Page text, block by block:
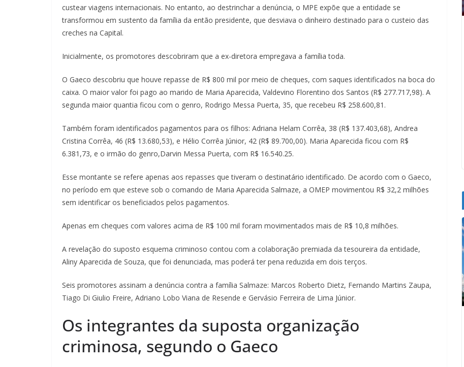
custear viagens internacionais. No entanto, ao destrinchar a denúncia, o MPE expõe que a entidade se
transformou em sustento da família da então presidente, que desviava o dinheiro destinado para o custeio das
creches na Capital.
Inicialmente, os promotores descobriram que a ex-diretora empregava a família toda.
O Gaeco descobriu que houve repasse de R$ 800 mil por meio de cheques, com saques identificados na boca do
caixa. O maior valor foi pago ao marido de Maria Aparecida, Valdevino Florentino dos Santos (R$ 277.717,98). A
segunda maior quantia ficou com o genro, Rodrigo Messa Puerta, 35, que recebeu R$ 258.600,81.
Também foram identificados pagamentos para os filhos: Adriana Helam Corrêa, 38 (R$ 137.403,68), Andrea
Cristina Corrêa, 46 (R$ 13.680,53), e Hélio Corrêa Júnior, 42 (R$ 89.700,00). Maria Aparecida ficou com R$
6.381,73, e o irmão do genro,Darvin Messa Puerta, com R$ 16.540.25.
Esse montante se refere apenas aos repasses que tiveram o destinatário identificado. De acordo com o Gaeco,
no período em que esteve sob o comando de Maria Aparecida Salmaze, a OMEP movimentou R$ 32,2 milhões
sem identificar os beneficiados pelos pagamentos.
Apenas em cheques com valores acima de R$ 100 mil foram movimentados mais de R$ 10,8 milhões.
A revelação do suposto esquema criminoso contou com a colaboração premiada da tesoureira da entidade,
Aliny Aparecida de Souza, que foi denunciada, mas poderá ter pena reduzida em dois terços.
Seis promotores assinam a denúncia contra a família Salmaze: Marcos Roberto Dietz, Fernando Martins Zaupa,
Tiago Di Giulio Freire, Adriano Lobo Viana de Resende e Gervásio Ferreira de Lima Júnior.
Os integrantes da suposta organização
criminosa, segundo o Gaeco